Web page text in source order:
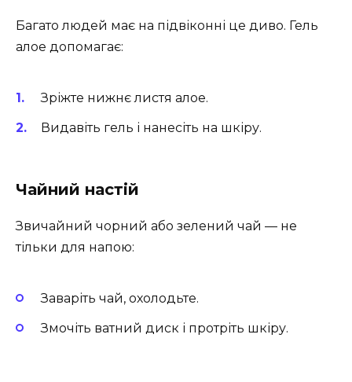
Багато людей має на підвіконні це диво. Гель
алое допомагає:
Зріжте нижнє листя алое.
Видавіть гель і нанесіть на шкіру.
Чайний настій
Звичайний чорний або зелений чай — не
тільки для напою:
Заваріть чай, охолодьте.
Змочіть ватний диск і протріть шкіру.